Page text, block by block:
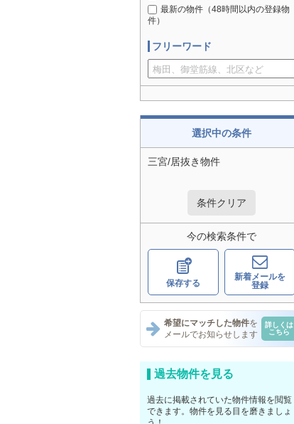
最新の物件（48時間以内の登録物
件）
フリーワード
選択中の条件
三宮/居抜き物件
条件クリア
今の検索条件で
保存する
新着メールを
登録
希望にマッチした物件を
メールでお知らせします
詳しくは
こちら
過去物件を見る
過去に掲載されていた物件情報を閲覧
できます。物件を見る目を磨きましょ